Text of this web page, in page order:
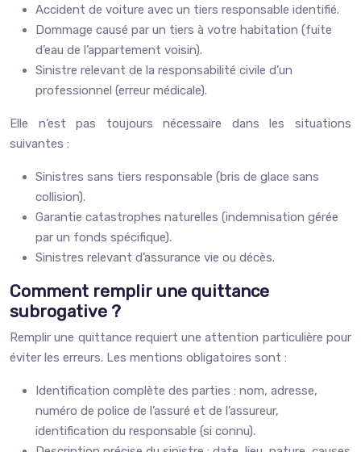
Accident de voiture avec un tiers responsable identifié.
Dommage causé par un tiers à votre habitation (fuite
d’eau de l’appartement voisin).
Sinistre relevant de la responsabilité civile d’un
professionnel (erreur médicale).
Elle n’est pas toujours nécessaire dans les situations
suivantes :
Sinistres sans tiers responsable (bris de glace sans
collision).
Garantie catastrophes naturelles (indemnisation gérée
par un fonds spécifique).
Sinistres relevant d’assurance vie ou décès.
Comment remplir une quittance
subrogative ?
Remplir une quittance requiert une attention particulière pour
éviter les erreurs. Les mentions obligatoires sont :
Identification complète des parties : nom, adresse,
numéro de police de l’assuré et de l’assureur,
identification du responsable (si connu).